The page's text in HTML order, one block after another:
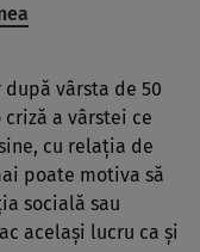
vârsta de 50
a vârstei ce
cu relaţia de
poate motiva să
socială sau
acelaşi lucru ca şi